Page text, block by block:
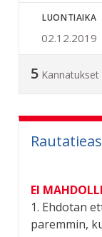
LUONTIAIKA
02.12.2019
5 Kannatukset
EI
1. Ehdotan
paremmin,